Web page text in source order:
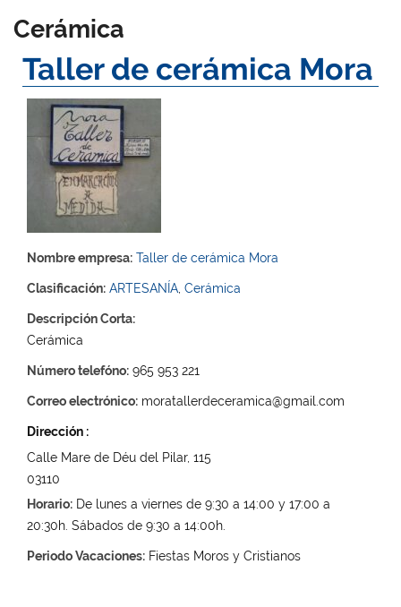
Cerámica
Taller de cerámica Mora
Nombre empresa: Taller de cerámica Mora
Clasificación: ARTESANÍA ,Cerámica
Descripción Corta:
Cerámica
Número telefóno: 965 953 221
Correo electrónico: moratallerdeceramica@gmail.com
Dirección :
Calle Mare de Déu del Pilar, 115
03110
Horario: De lunes a viernes de 9:30 a 14:00 y 17:00 a
20:30h. Sábados de 9:30 a 14:00h.
Periodo Vacaciones: Fiestas Moros y Cristianos